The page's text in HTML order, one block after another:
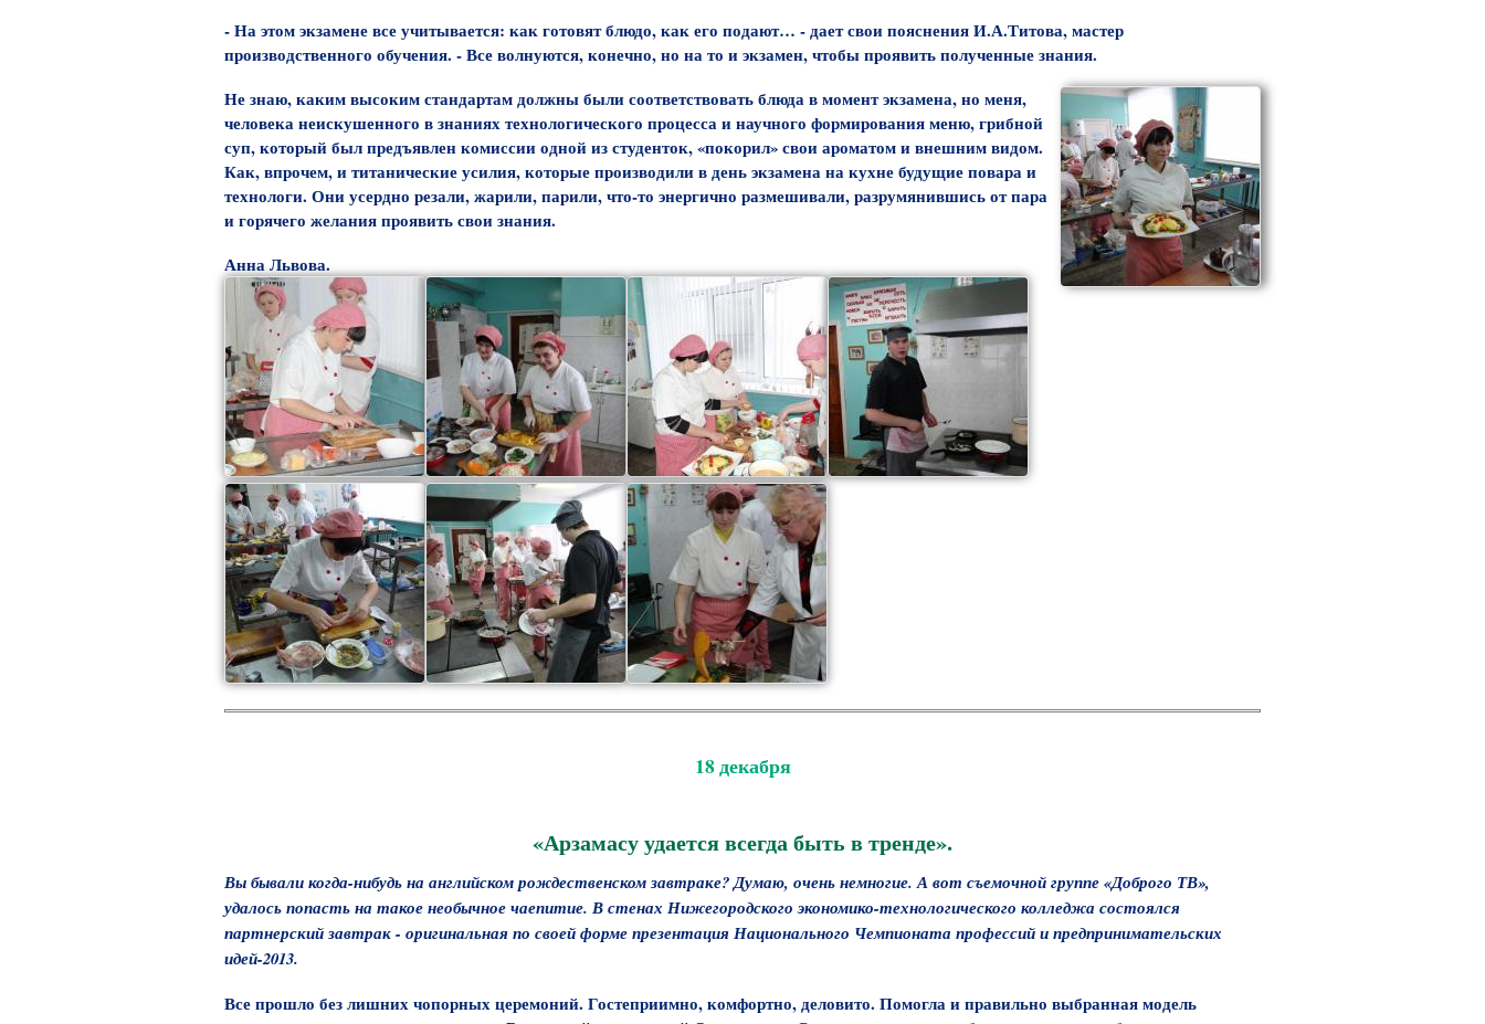
- На этом экзамене все учитывается: как готовят блюдо, как его подают… - дает свои пояснения И.А.Титова, мастер
производственного обучения. - Все волнуются, конечно, но на то и экзамен, чтобы проявить полученные знания.
Не знаю, каким высоким стандартам должны были соответствовать блюда в момент экзамена, но меня,
человека неискушенного в знаниях технологического процесса и научного формирования меню, грибной
суп, который был предъявлен комиссии одной из студенток, «покорил» свои ароматом и внешним видом.
Как, впрочем, и титанические усилия, которые производили в день экзамена на кухне будущие повара и
технологи. Они усердно резали, жарили, парили, что-то энергично размешивали, разрумянившись от пара
и горячего желания проявить свои знания.
Анна Львова.
18 декабря
«Арзамасу удается всегда быть в тренде».
Вы бывали когда-нибудь на английском рождественском завтраке? Думаю, очень немногие. А вот съемочной группе «Доброго ТВ»,
удалось попасть на такое необычное чаепитие. В стенах Нижегородского экономико-технологического колледжа состоялся
партнерский завтрак - оригинальная по своей форме презентация Национального Чемпионата профессий и предпринимательских
идей-2013.
Все прошло без лишних чопорных церемоний. Гостеприимно, комфортно, деловито. Помогла и правильно выбранная модель